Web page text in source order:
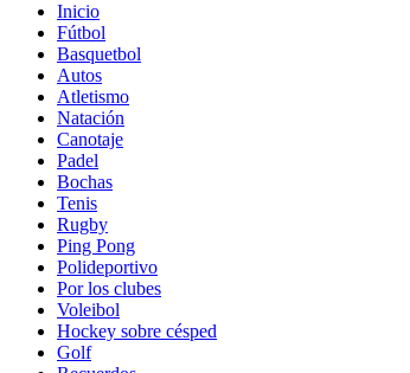
Inicio
Fútbol
Basquetbol
Autos
Atletismo
Natación
Canotaje
Padel
Bochas
Tenis
Rugby
Ping Pong
Polideportivo
Por los clubes
Voleibol
Hockey sobre césped
Golf